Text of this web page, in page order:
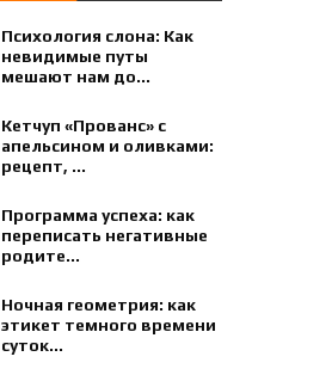
Психология слона: Как
невидимые путы
мешают нам до...
Кетчуп «Прованс» с
апельсином и оливками:
рецепт, ...
Программа успеха: как
переписать негативные
родите...
Ночная геометрия: как
этикет темного времени
суток...